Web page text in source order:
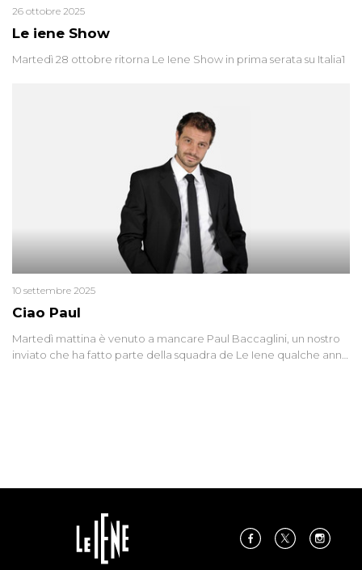
Le iene Show
26 ottobre 2025
Martedì 28 ottobre ritorna Le Iene Show in prima serata su Italia1
Ciao Paul
10 settembre 2025
Martedì mattina è venuto a mancare Paul Baccaglini, un nostro
inviato che ha fatto parte della squadra de Le Iene qualche anno